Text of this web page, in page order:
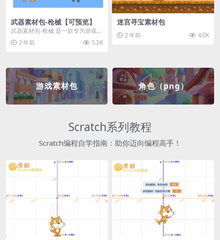
武器素材包-枪械【可预览】
武器素材包-枪械 是一款专为游戏开
发者和创作者设计的素材包，包含
多种高质量的枪械...
2 年前 5.5K
迷宫寻宝素材包
2 年前 4.0K
游戏素材包 角色（png）
Scratch系列教程
Scratch编程自学指南：助你迈向编程高手！